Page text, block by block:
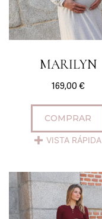
MARILYN
169,00€
COMPRAR
VISTA RÁPIDA